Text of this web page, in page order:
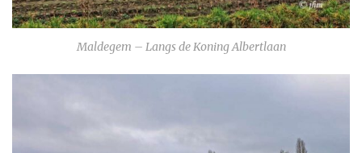
Maldegem – Langs de Koning Albertlaan